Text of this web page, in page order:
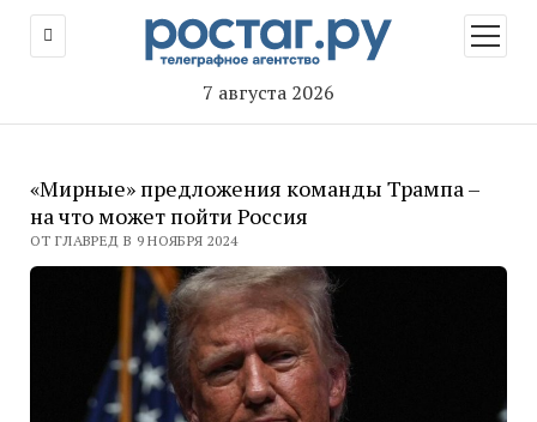
7 августа 2026
меню
«Мирные» предложения команды Трампа –
на что может пойти Россия
ОТ ГЛАВРЕД В 9 НОЯБРЯ 2024